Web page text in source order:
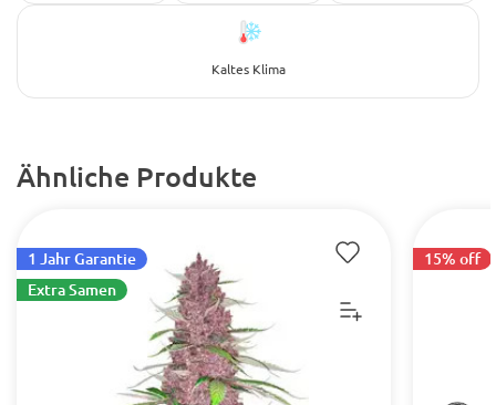
Kaltes Klima
Ähnliche Produkte
1 Jahr Garantie
Extra Samen
15% off